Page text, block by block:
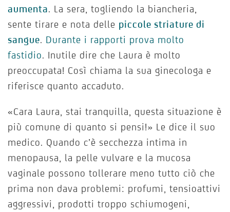
aumenta. La sera, togliendo la biancheria,
sente tirare e nota delle piccole striature di
sangue. Durante i rapporti prova molto
fastidio. Inutile dire che Laura è molto
preoccupata! Così chiama la sua ginecologa e
riferisce quanto accaduto.
«Cara Laura, stai tranquilla, questa situazione è
più comune di quanto si pensi!» Le dice il suo
medico. Quando c’è secchezza intima in
menopausa, la pelle vulvare e la mucosa
vaginale possono tollerare meno tutto ciò che
prima non dava problemi: profumi, tensioattivi
aggressivi, prodotti troppo schiumogeni,